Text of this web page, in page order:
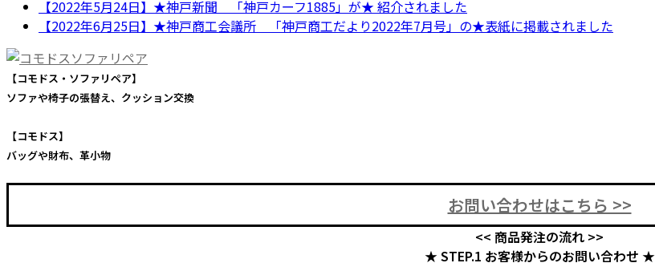
【2022年5月24日】★神戸新聞 「神戸カーフ1885」が★ 紹介されました
【2022年6月25日】★神戸商工会議所 「神戸商工だより2022年7月号」の★表紙に掲載されました
【コモドス・ソファリペア】
ソファや椅子の張替え、クッション交換
【コモドス】
バッグや財布、革小物
お問い合わせはこちら >>
<< 商品発注の流れ >>
★ STEP.1 お客様からのお問い合わせ ★